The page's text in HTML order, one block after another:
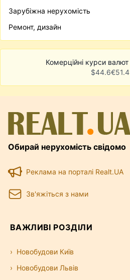
Зарубіжна нерухомість
Ремонт, дизайн
Комерційні курси
$44.6€
Обирай нерухомість свідомо
Реклама на порталі Realt.UA
Зв'яжіться з нами
ВАЖЛИВІ РОЗДІЛИ
Новобудови Київ
Новобудови Львів